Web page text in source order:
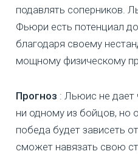
подавлять соперников.
Фьюри есть потенциал
благодаря своему
мощному физическому
Прогноз : Льюис не дает
ни одному из бойцов, но
победа будет зависеть
сможет навязать свою